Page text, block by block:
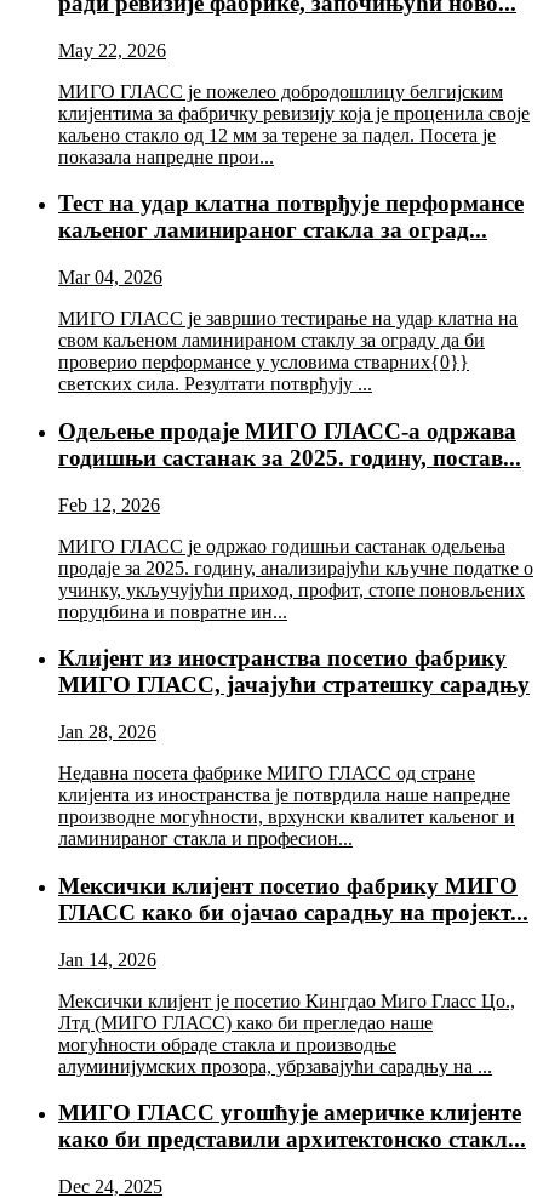
May 22, 2026
МИГО ГЛАСС је пожелео добродошлицу белгијским
клијентима за фабричку ревизију која је проценила своје
каљено стакло од 12 мм за терене за падел. Посета је
показала напредне прои...
Тест на удар клатна потврђује перформансе
каљеног ламинираног стакла за оград...
Mar 04, 2026
МИГО ГЛАСС је завршио тестирање на удар клатна на
свом каљеном ламинираном стаклу за ограду да би
проверио перформансе у условима стварних{0}}
светских сила. Резултати потврђују ...
Одељење продаје МИГО ГЛАСС-а одржава
годишњи састанак за 2025. годину, постав...
Feb 12, 2026
МИГО ГЛАСС је одржао годишњи састанак одељења
продаје за 2025. годину, анализирајући кључне податке о
учинку, укључујући приход, профит, стопе поновљених
поруџбина и повратне ин...
Клијент из иностранства посетио фабрику
МИГО ГЛАСС, јачајући стратешку сарадњу
Jan 28, 2026
Недавна посета фабрике МИГО ГЛАСС од стране
клијента из иностранства је потврдила наше напредне
производне могућности, врхунски квалитет каљеног и
ламинираног стакла и професион...
Мексички клијент посетио фабрику МИГО
ГЛАСС како би ојачао сарадњу на пројект...
Jan 14, 2026
Мексички клијент је посетио Кингдао Миго Гласс Цо.,
Лтд (МИГО ГЛАСС) како би прегледао наше
могућности обраде стакла и производње
алуминијумских прозора, убрзавајући сарадњу на ...
МИГО ГЛАСС угошћује америчке клијенте
како би представили архитектонско стакл...
Dec 24, 2025